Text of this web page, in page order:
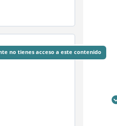
COMPLETADO pasos
no tienes acceso a este contenido